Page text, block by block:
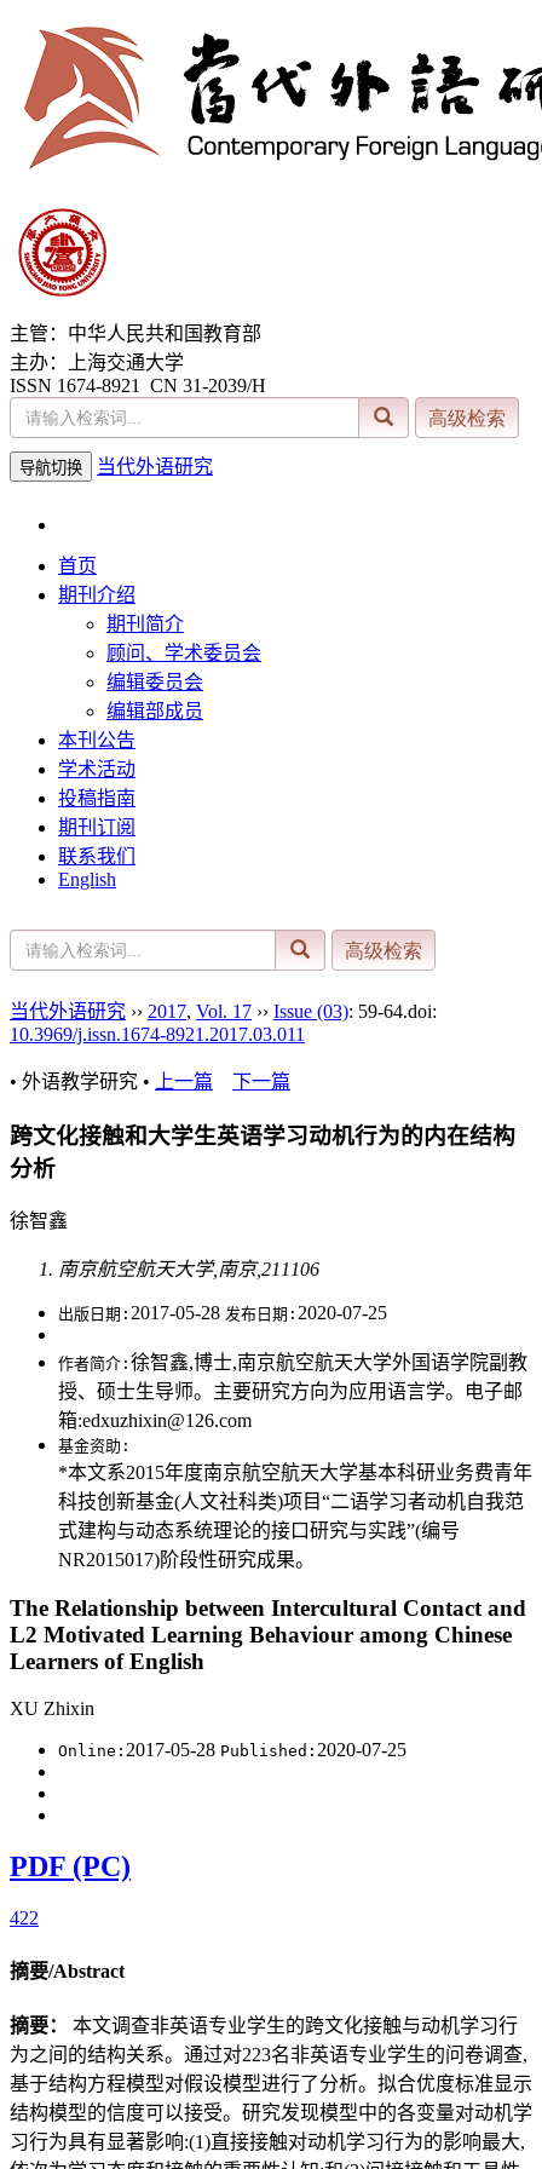
主管：中华人民共和国教育部
主办：上海交通大学
ISSN 1674-8921 CN 31-2039/H
导航切换 当代外语研究
首页
期刊介绍
期刊简介
顾问、学术委员会
编辑委员会
编辑部成员
本刊公告
学术活动
投稿指南
期刊订阅
联系我们
English
当代外语研究 ›› 2017, Vol. 17 ›› Issue (03): 59-64.doi:
10.3969/j.issn.1674-8921.2017.03.011
• 外语教学研究 • 上一篇 下一篇
跨文化接触和大学生英语学习动机行为的内在结构
分析
徐智鑫
南京航空航天大学,南京,211106
出版日期: 2017-05-28 发布日期: 2020-07-25
作者简介: 徐智鑫,博士,南京航空航天大学外国语学院副教
授、硕士生导师。主要研究方向为应用语言学。电子邮
箱:edxuzhixin@126.com
基金资助:
*本文系2015年度南京航空航天大学基本科研业务费青年
科技创新基金(人文社科类)项目“二语学习者动机自我范
式建构与动态系统理论的接口研究与实践”(编号
NR2015017)阶段性研究成果。
The Relationship between Intercultural Contact and
L2 Motivated Learning Behaviour among Chinese
Learners of English
XU Zhixin
Online: 2017-05-28 Published: 2020-07-25
PDF (PC)
422
摘要/Abstract
摘要： 本文调查非英语专业学生的跨文化接触与动机学习行
为之间的结构关系。通过对223名非英语专业学生的问卷调查,
基于结构方程模型对假设模型进行了分析。拟合优度标准显示
结构模型的信度可以接受。研究发现模型中的各变量对动机学
习行为具有显著影响:(1)直接接触对动机学习行为的影响最大,